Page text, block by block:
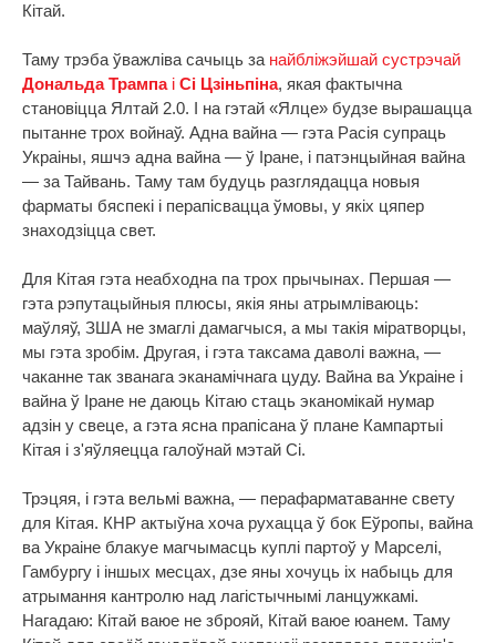
Кітай.
Таму трэба ўважліва сачыць за найбліжэйшай сустрэчай
Дональда Трампаі Сі Цзіньпіна, якая фактычна
становіцца Ялтай 2.0. І на гэтай «Ялце» будзе вырашацца
пытанне трох войнаў. Адна вайна — гэта Расія супраць
Украіны, яшчэ адна вайна — ў Іране, і патэнцыйная вайна
— за Тайвань. Таму там будуць разглядацца новыя
фарматы бяспекі і перапісвацца ўмовы, у якіх цяпер
знаходзіцца свет.
Для Кітая гэта неабходна па трох прычынах. Першая —
гэта рэпутацыйныя плюсы, якія яны атрымліваюць:
маўляў, ЗША не змаглі дамагчыся, а мы такія міратворцы,
мы гэта зробім. Другая, і гэта таксама даволі важна, —
чаканне так званага эканамічнага цуду. Вайна ва Украіне і
вайна ў Іране не даюць Кітаю стаць эканомікай нумар
адзін у свеце, а гэта ясна прапісана ў плане Кампартыі
Кітая і з'яўляецца галоўнай мэтай Сі.
Трэцяя, і гэта вельмі важна, — перафарматаванне свету
для Кітая. КНР актыўна хоча рухацца ў бок Еўропы, вайна
ва Украіне блакуе магчымасць куплі партоў у Марселі,
Гамбургу і іншых месцах, дзе яны хочуць іх набыць для
атрымання кантролю над лагістычнымі ланцужкамі.
Нагадаю: Кітай ваюе не зброяй, Кітай ваюе юанем. Таму